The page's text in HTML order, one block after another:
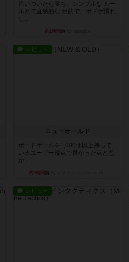
追いついたら勝ち。シンプルな ルー
ルとで直感的な 目的で、ボドゲ慣れ
し...
約1時間前
レビュー
ニューオールド
ボードゲームを1,000個以上持って
いるユーザー視点で良かった点と悪
か...
約8時間前
レビュー